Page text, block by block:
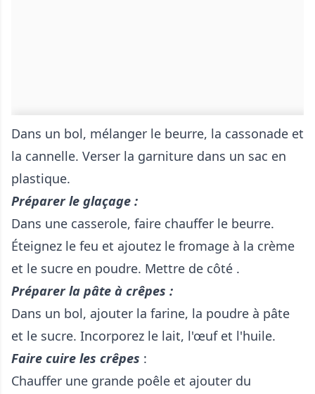
Dans un bol, mélanger le beurre, la cassonade et
la cannelle. Verser la garniture dans un sac en
plastique.
Préparer le glaçage :
Dans une casserole, faire chauffer le beurre.
Éteignez le feu et ajoutez le fromage à la crème
et le sucre en poudre. Mettre de côté .
Préparer la pâte à crêpes :
Dans un bol, ajouter la farine, la poudre à pâte
et le sucre. Incorporez le lait, l'œuf et l'huile.
Faire cuire les crêpes :
Chauffer une grande poêle et ajouter du